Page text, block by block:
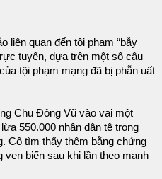
liên quan đến tội phạm “bẫy
tuyến, dựa trên một số câu
tội phạm mạng đã bị phẫn uất
Chu Đông Vũ vào vai một
550.000 nhân dân tệ trong
Cô tìm thấy thêm bằng chứng
ven biển sau khi lần theo manh